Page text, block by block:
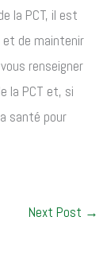
la PCT, il est
et de maintenir
renseigner
la PCT et, si
santé pour
Next Post →